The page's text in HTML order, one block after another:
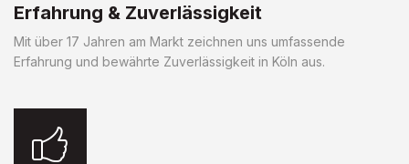
Erfahrung & Zuverlässigkeit
Mit über 17 Jahren am Markt zeichnen uns umfassende
Erfahrung und bewährte Zuverlässigkeit in Köln aus.